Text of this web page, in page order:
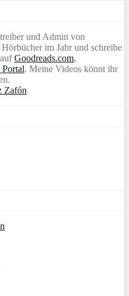
und Admin von
im Jahr und schreibe
Goodreads.com,
. Meine Videos könnt ihr
Zafón